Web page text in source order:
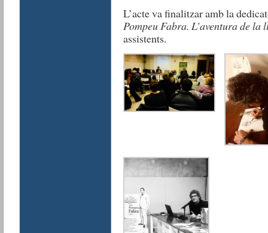
L’acte va finalitzar amb la
Pompeu Fabra. L’aventura de la
assistents.